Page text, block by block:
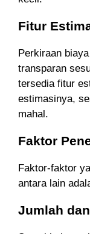
Fitur
Perkiraan
transparan
tersedia fitur
estimasinya,
mahal.
Faktor
Faktor-faktor
antara lain
Jumlah